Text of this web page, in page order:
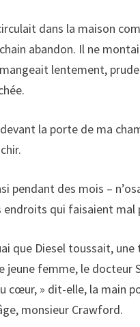
dans la maison
abandon. Il ne
lentement,
la porte de ma
pendant des mois –
qui faisaient mal
que Diesel toussait,
jeune femme, le docteur
cœur, » dit-elle, la main
monsieur Crawford.